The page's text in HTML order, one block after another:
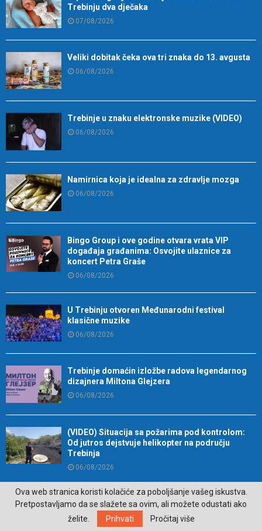
Trebinju dva dječaka
07/08/2026
Veliki dobitak čeka ova tri znaka do 13. avgusta
06/08/2026
Trebinje u znaku elektronske muzike (VIDEO)
06/08/2026
Namirnica koja je idealna za zdravlje mozga
06/08/2026
Bingo Group i ove godine otvara vrata VIP
događaja građanima: Osvojite ulaznice za
koncert Petra Graše
06/08/2026
U Trebinju otvoren Međunarodni festival
klasične muzike
06/08/2026
Trebinje domaćin izložbe radova legendarnog
dizajnera Miltona Glejzera
06/08/2026
(VIDEO) Situacija sa požarima pod kontrolom:
Od jutros dejstvuje helikopter na području
Trebinja
06/08/2026
Ova tri horoskopska znaka najčešće sami sebi
zakomplikuju život
05/08/2026
Ova web stranica koristi kolačiće za poboljšanje vašeg iskustva.
Pretpostavljamo da se slažete sa ovim, ali možete odustati ako
želite.
Prihvati Pročitaj više